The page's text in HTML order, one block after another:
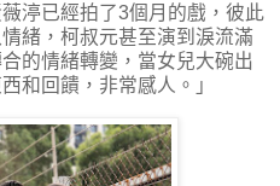
渟已經拍了3個月的戲，彼此
緒，柯叔元甚至演到淚流滿
的情緒轉變，當女兒大碗出
和回饋，非常感人。」